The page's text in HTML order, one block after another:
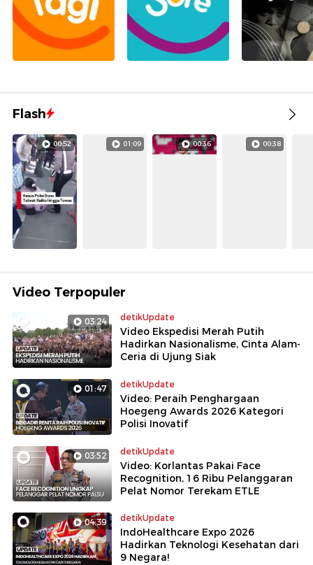
Flash
00:52 01:09 00:36 00:38
Video Terpopuler
03:24 detikUpdate
Video Ekspedisi Merah Putih
Hadirkan Nasionalisme, Cinta Alam-
Ceria di Ujung Siak
01:47 detikUpdate
Video: Peraih Penghargaan
Hoegeng Awards 2026 Kategori
Polisi Inovatif
03:52 detikUpdate
Video: Korlantas Pakai Face
Recognition, 16 Ribu Pelanggaran
Pelat Nomor Terekam ETLE
04:39 detikUpdate
IndoHealthcare Expo 2026
Hadirkan Teknologi Kesehatan dari
9 Negara!